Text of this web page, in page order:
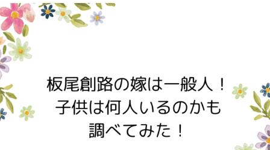
Contact Us